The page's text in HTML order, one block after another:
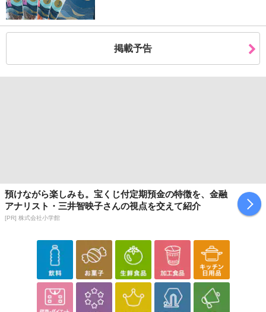
掲載予告
預けながら楽しみも。宝くじ付定期預金の特徴を、金融
アナリスト・三井智映子さんの視点を交えて紹介
[PR] 株式会社小学館